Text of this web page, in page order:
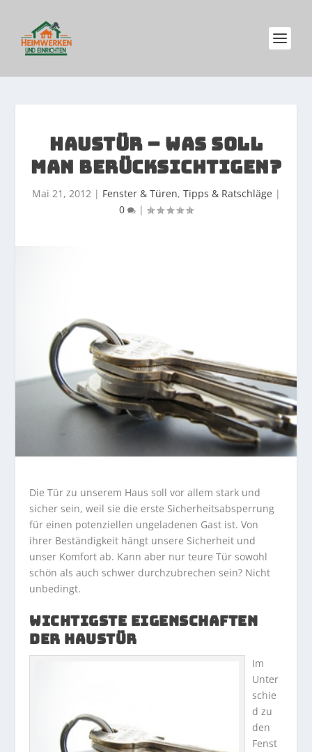
HAUSTÜR – WAS SOLL
MAN BERÜCKSICHTIGEN?
Mai 21, 2012| Fenster & Türen, Tipps & Ratschläge |
0
|
Die Tür zu unserem Haus soll vor allem stark und
sicher sein, weil sie die erste Sicherheitsabsperrung
für einen potenziellen ungeladenen Gast ist. Von
ihrer Beständigkeit hängt unsere Sicherheit und
unser Komfort ab. Kann aber nur teure Tür sowohl
schön als auch schwer durchzubrechen sein? Nicht
unbedingt.
WICHTIGSTE EIGENSCHAFTEN
DER HAUSTÜR
Im
Unter
schie
d zu
den
Fenst